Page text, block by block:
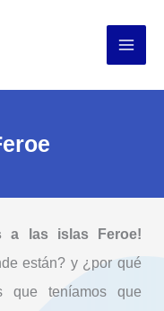
a las islas Feroe!
están? y ¿por qué
que teníamos que